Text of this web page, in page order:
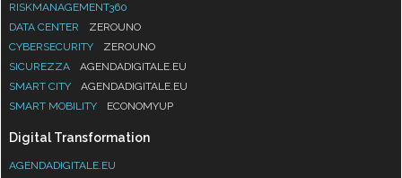
RISKMANAGEMENT360
DATA CENTER
ZEROUNO
CYBERSECURITY
ZEROUNO
SICUREZZA
AGENDADIGITALE.EU
SMART CITY
AGENDADIGITALE.EU
SMART MOBILITY
ECONOMYUP
Digital Transformation
AGENDADIGITALE.EU